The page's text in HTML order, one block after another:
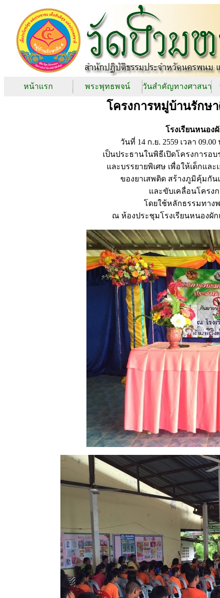
หน้าแรก พระพุทธพจน์ วันสำคัญทางศาสนา
โครงการหมู่บ้านรักษ
โรงเรียนหนอ
วันที่ 14 ก.ย. 2559 เวลา
เป็นประธานในพิธีเปิดโครงการอ
และบรรยายพิเศษ เพื่อให้เด็กแล
ของยาเสพติด สร้างภูมิคุ้มกั
และขับเคลื่อนโครง
โดยใช้หลักธรรมทาง
ณ ห้องประชุมโรงเรียนหนองผั